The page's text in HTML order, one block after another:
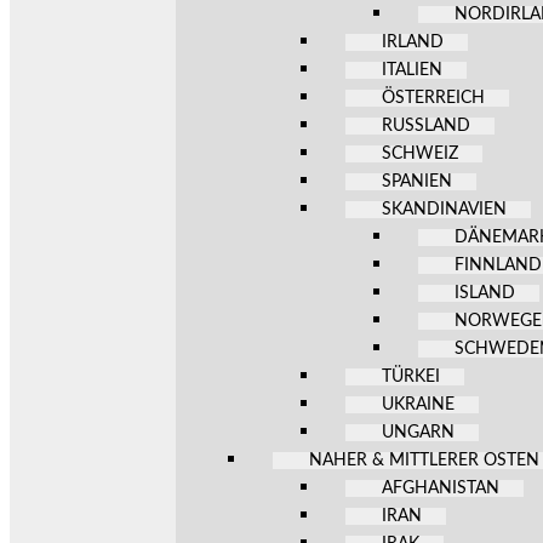
IRLAND
ITALIEN
ÖSTERREICH
RUSSLAND
SCHWEIZ
SPANIEN
SKANDINAVIEN
FINNLAND
ISLAND
TÜRKEI
UKRAINE
UNGARN
NAHER & MITTLERER OSTEN
AFGHANISTAN
IRAN